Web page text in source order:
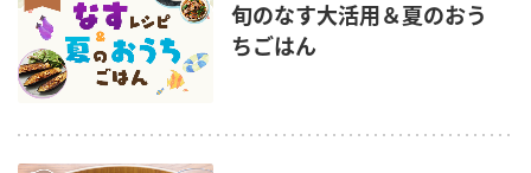
旬のなす大活用＆夏のおう
ちごはん